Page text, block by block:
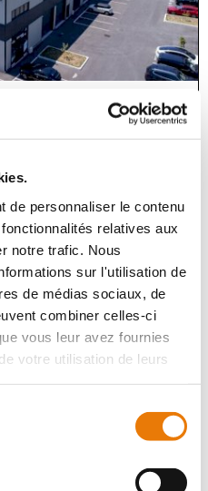
de personnaliser le contenu
relatives aux
notre trafic. Nous
sur l'utilisation de
de médias sociaux, de
combiner celles-ci
vous leur avez fournies
votre utilisation de leurs
577 000 €HT
BORDEAUX (Rive
du centre-ville de
r...
Local d'activité
Location - 444 m²